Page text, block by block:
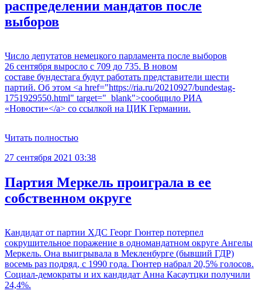
распределении мандатов после
выборов
Число депутатов немецкого парламента после выборов
26 сентября выросло с 709 до 735. В новом
составе бундестага будут работать представители шести
партий. Об этом <a href="https://ria.ru/20210927/bundestag-
1751929550.html" target="_blank">сообщило РИА
«Новости»</a> со ссылкой на ЦИК Германии.
Читать полностью
27 сентября 2021 03:38
Партия Меркель проиграла в ее
собственном округе
Кандидат от партии ХДС Георг Гюнтер потерпел
сокрушительное поражение в одномандатном округе Ангелы
Меркель. Она выигрывала в Мекленбурге (бывший ГДР)
восемь раз подряд, с 1990 года. Гюнтер набрал 20,5% голосов.
Социал-демократы и их кандидат Анна Касаутцки получили
24,4%.